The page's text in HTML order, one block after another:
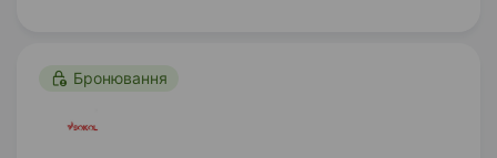
Бронювання